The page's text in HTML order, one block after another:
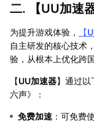
二. 【UU加速
为提升游戏体验， 【
自主研发的核心技术
验，从根本上优化跨
【UU加速器】通过
六声》：
免费加速 ：可免费